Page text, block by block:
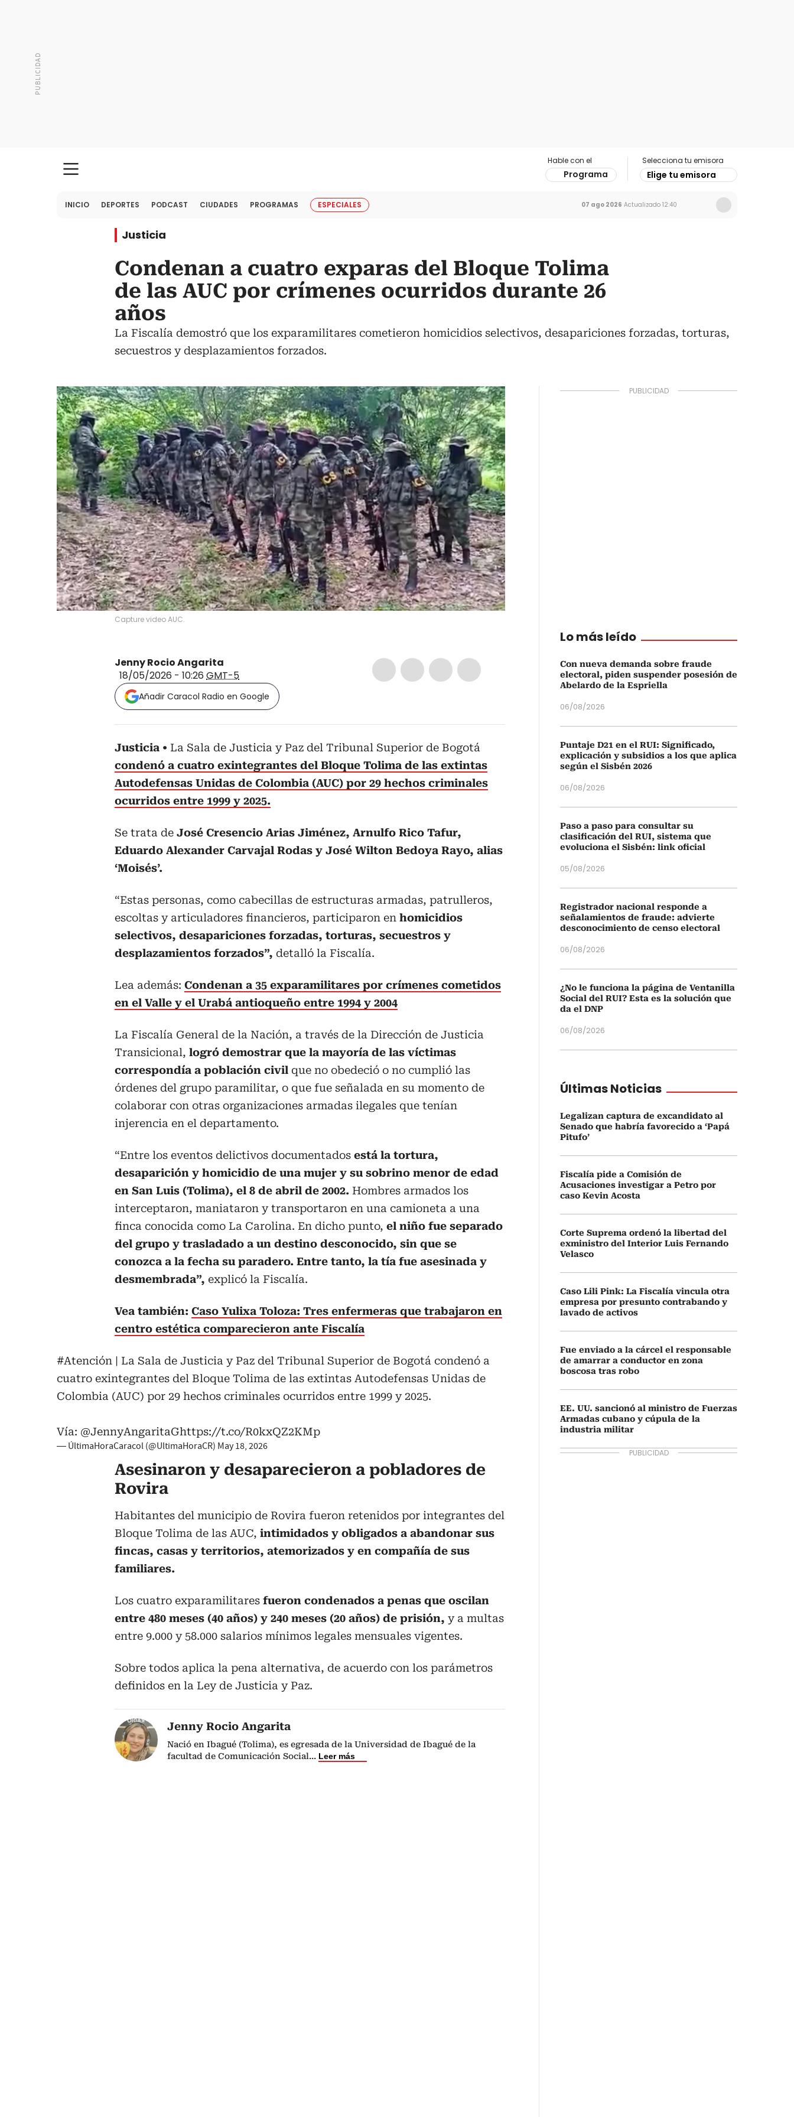
Hable con el
Programa
Selecciona tu emisora
Elige tu emisora
INICIO DEPORTES PODCAST CIUDADES PROGRAMAS ESPECIALES 07 ago 2026 Actualizado 12:40
Justicia
Condenan a cuatro exparas del Bloque Tolima
de las AUC por crímenes ocurridos durante 26
años
La Fiscalía demostró que los exparamilitares cometieron homicidios selectivos, desapariciones forzadas, torturas,
secuestros y desplazamientos forzados.
Capture video AUC.
Jenny Rocio Angarita
18/05/2026 - 10:26 GMT-5
Añadir Caracol Radio en Google
Justicia
La Sala de Justicia y Paz del Tribunal Superior de Bogotá
condenó a cuatro exintegrantes del Bloque Tolima de las extintas
Autodefensas Unidas de Colombia (AUC) por 29 hechos criminales
ocurridos entre 1999 y 2025.
Se trata de José Cresencio Arias Jiménez, Arnulfo Rico Tafur,
Eduardo Alexander Carvajal Rodas y José Wilton Bedoya Rayo, alias
‘Moisés’.
“Estas personas, como cabecillas de estructuras armadas, patrulleros,
escoltas y articuladores financieros, participaron en homicidios
selectivos, desapariciones forzadas, torturas, secuestros y
desplazamientos forzados”, detalló la Fiscalía.
Lea además: Condenan a 35 exparamilitares por crímenes cometidos
en el Valle y el Urabá antioqueño entre 1994 y 2004
La Fiscalía General de la Nación, a través de la Dirección de Justicia
Transicional, logró demostrar que la mayoría de las víctimas
correspondía a población civil que no obedeció o no cumplió las
órdenes del grupo paramilitar, o que fue señalada en su momento de
colaborar con otras organizaciones armadas ilegales que tenían
injerencia en el departamento.
“Entre los eventos delictivos documentados está la tortura,
desaparición y homicidio de una mujer y su sobrino menor de edad
en San Luis (Tolima), el 8 de abril de 2002. Hombres armados los
interceptaron, maniataron y transportaron en una camioneta a una
finca conocida como La Carolina. En dicho punto, el niño fue separado
del grupo y trasladado a un destino desconocido, sin que se
conozca a la fecha su paradero. Entre tanto, la tía fue asesinada y
desmembrada”, explicó la Fiscalía.
Vea también: Caso Yulixa Toloza: Tres enfermeras que trabajaron en
centro estética comparecieron ante Fiscalía
#Atención | La Sala de Justicia y Paz del Tribunal Superior de Bogotá condenó a
cuatro exintegrantes del Bloque Tolima de las extintas Autodefensas Unidas de
Colombia (AUC) por 29 hechos criminales ocurridos entre 1999 y 2025.
Vía: @JennyAngaritaGhttps://t.co/R0kxQZ2KMp
— ÚltimaHoraCaracol (@UltimaHoraCR) May 18, 2026
Asesinaron y desaparecieron a pobladores de
Rovira
Habitantes del municipio de Rovira fueron retenidos por integrantes del
Bloque Tolima de las AUC, intimidados y obligados a abandonar sus
fincas, casas y territorios, atemorizados y en compañía de sus
familiares.
Los cuatro exparamilitares fueron condenados a penas que oscilan
entre 480 meses (40 años) y 240 meses (20 años) de prisión, y a multas
entre 9.000 y 58.000 salarios mínimos legales mensuales vigentes.
Sobre todos aplica la pena alternativa, de acuerdo con los parámetros
definidos en la Ley de Justicia y Paz.
Jenny Rocio Angarita
Nació en Ibagué (Tolima), es egresada de la Universidad de Ibagué de la
facultad de Comunicación Social... Leer más
Lo más leído
Con nueva demanda sobre fraude
electoral, piden suspender posesión de
Abelardo de la Espriella
06/08/2026
Puntaje D21 en el RUI: Significado,
explicación y subsidios a los que aplica
según el Sisbén 2026
06/08/2026
Paso a paso para consultar su
clasificación del RUI, sistema que
evoluciona el Sisbén: link oficial
05/08/2026
Registrador nacional responde a
señalamientos de fraude: advierte
desconocimiento de censo electoral
06/08/2026
¿No le funciona la página de Ventanilla
Social del RUI? Esta es la solución que
da el DNP
06/08/2026
Últimas Noticias
Legalizan captura de excandidato al
Senado que habría favorecido a ‘Papá
Pitufo’
Fiscalía pide a Comisión de
Acusaciones investigar a Petro por
caso Kevin Acosta
Corte Suprema ordenó la libertad del
exministro del Interior Luis Fernando
Velasco
Caso Lili Pink: La Fiscalía vincula otra
empresa por presunto contrabando y
lavado de activos
Fue enviado a la cárcel el responsable
de amarrar a conductor en zona
boscosa tras robo
EE. UU. sancionó al ministro de Fuerzas
Armadas cubano y cúpula de la
industria militar